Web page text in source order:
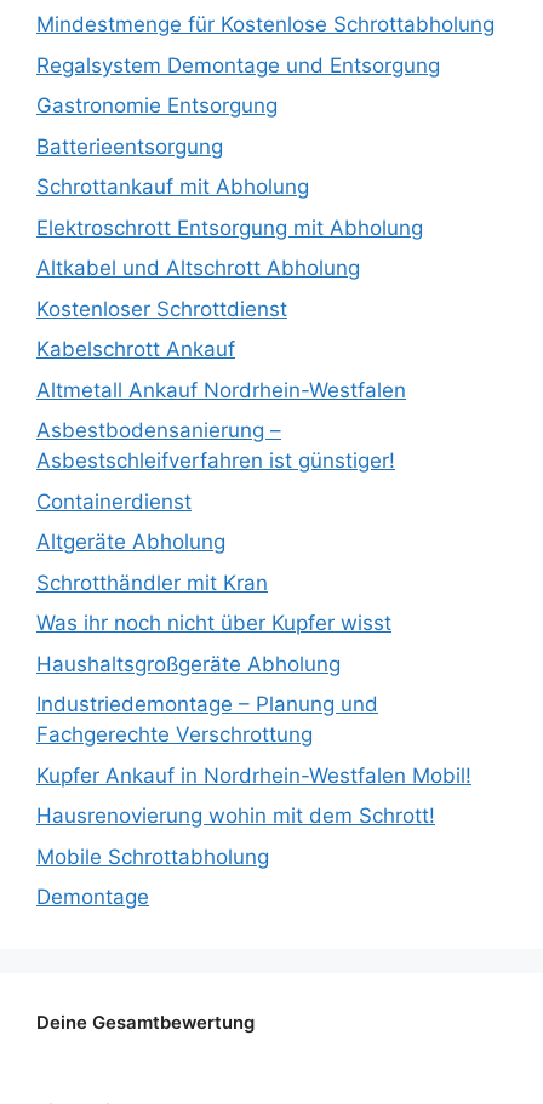
Mindestmenge für Kostenlose Schrottabholung
Regalsystem Demontage und Entsorgung
Gastronomie Entsorgung
Batterieentsorgung
Schrottankauf mit Abholung
Elektroschrott Entsorgung mit Abholung
Altkabel und Altschrott Abholung
Kostenloser Schrottdienst
Kabelschrott Ankauf
Altmetall Ankauf Nordrhein-Westfalen
Asbestbodensanierung –
Asbestschleifverfahren ist günstiger!
Containerdienst
Altgeräte Abholung
Schrotthändler mit Kran
Was ihr noch nicht über Kupfer wisst
Haushaltsgroßgeräte Abholung
Industriedemontage – Planung und
Fachgerechte Verschrottung
Kupfer Ankauf in Nordrhein-Westfalen Mobil!
Hausrenovierung wohin mit dem Schrott!
Mobile Schrottabholung
Demontage
Deine Gesamtbewertung